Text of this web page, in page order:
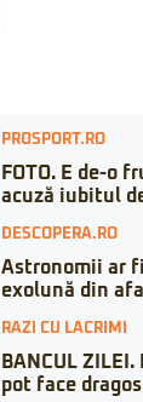
PROSPORT.RO
FOTO. E de-o
acuză iubitul
DESCOPERA.RO
Astronomii ar
exolună din
RAZI CU LACRIMI
BANCUL
pot face